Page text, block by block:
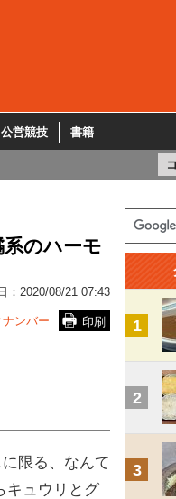
公営競技 書籍
のハーモ
： 2020/08/21 07:43
印刷
ンバー
限る、なんて
キュウリとグ
1
2
3